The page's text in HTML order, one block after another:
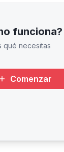
funciona?
qué necesitas
Comenzar